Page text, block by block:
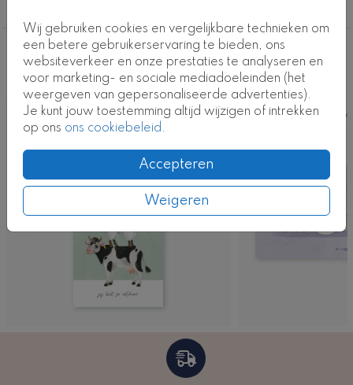
Wij gebruiken cookies en vergelijkbare technieken om
een betere gebruikerservaring te bieden, ons
websiteverkeer en onze prestaties te analyseren en
voor marketing- en sociale mediadoeleinden (het
weergeven van gepersonaliseerde advertenties).
Je kunt jouw toestemming altijd wijzigen of intrekken
op ons ons cookiebeleid.
Accepteren
Weigeren
Kaartcode: FD-1044-j
Deze ontwerpen vind je misschien ook
leuk
Kaart